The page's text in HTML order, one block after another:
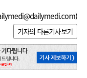
)
기자의 다른기사보기